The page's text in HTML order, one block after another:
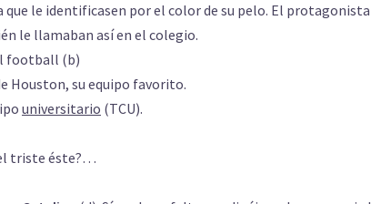
que le identificasen por el color de su pelo. El protagonista
le llamaban así en el colegio.
football (b)
Houston, su equipo favorito.
universitario (TCU).
triste éste?…